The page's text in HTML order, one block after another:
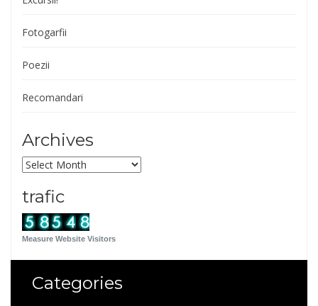
Fotogarfii
Poezii
Recomandari
Archives
Archives
trafic
Measure Website Visitors
Categories